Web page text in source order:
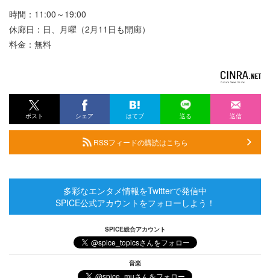
時間：11:00～19:00
休廊日：日、月曜（2月11日も開廊）
料金：無料
ポスト シェア はてブ 送る 送信
RSSフィードの購読はこちら
多彩なエンタメ情報をTwitterで発信中
SPICE公式アカウントをフォローしよう！
SPICE総合アカウント
音楽